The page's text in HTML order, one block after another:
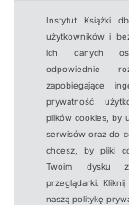
Instytut Książki
użytkowników i
ich danych
odpowiednie
zapobiegające
prywatność
plików cookies, by
serwisów oraz do
chcesz, by pliki
Twoim dysku
przeglądarki. Kliknij
naszą politykę